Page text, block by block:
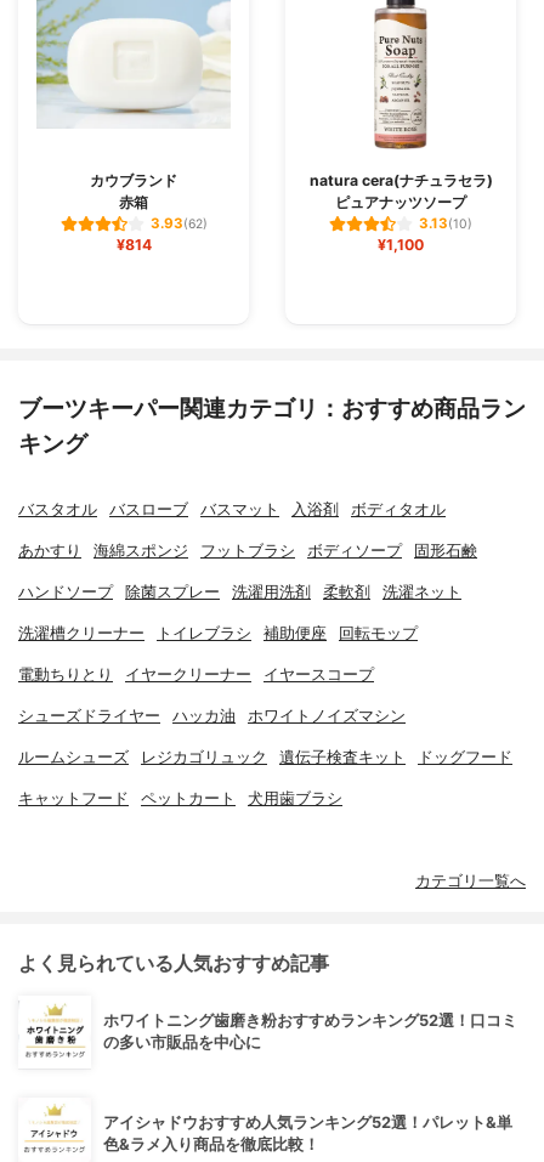
カウブランド
赤箱
3.93(62)
¥814
natura cera(ナチュラセラ)
ピュアナッツソープ
3.13(10)
¥1,100
ブーツキーパー関連カテゴリ：おすすめ商品ラン
キング
バスタオル バスローブ バスマット 入浴剤 ボディタオル
あかすり 海綿スポンジ フットブラシ ボディソープ 固形石鹸
ハンドソープ 除菌スプレー 洗濯用洗剤 柔軟剤 洗濯ネット
洗濯槽クリーナー トイレブラシ 補助便座 回転モップ
電動ちりとり イヤークリーナー イヤースコープ
シューズドライヤー ハッカ油 ホワイトノイズマシン
ルームシューズ レジカゴリュック 遺伝子検査キット ドッグフード
キャットフード ペットカート 犬用歯ブラシ
カテゴリ一覧へ
よく見られている人気おすすめ記事
ホワイトニング歯磨き粉おすすめランキング52選！口コミ
の多い市販品を中心に
アイシャドウおすすめ人気ランキング52選！パレット&単
色&ラメ入り商品を徹底比較！